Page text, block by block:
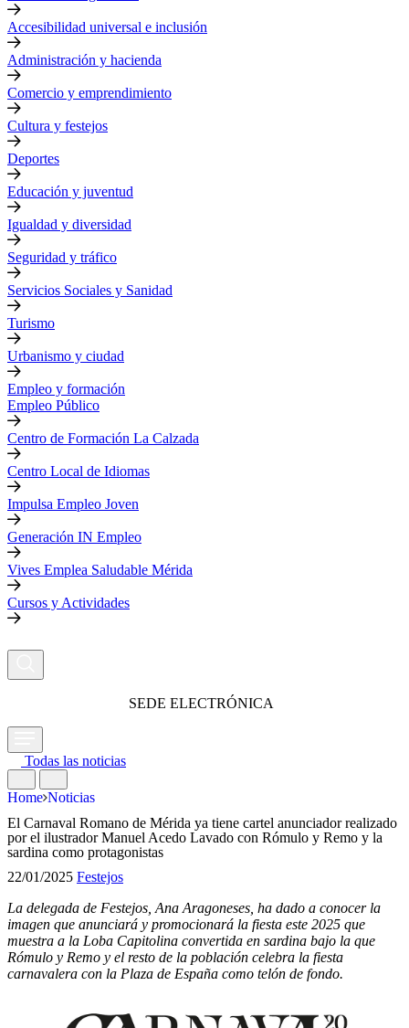
Accesibilidad universal e inclusión
Administración y hacienda
Comercio y emprendimiento
Cultura y festejos
Deportes
Educación y juventud
Igualdad y diversidad
Seguridad y tráfico
Servicios Sociales y Sanidad
Turismo
Urbanismo y ciudad
Empleo y formación
Empleo Público
Centro de Formación La Calzada
Centro Local de Idiomas
Impulsa Empleo Joven
Generación IN Empleo
Vives Emplea Saludable Mérida
Cursos y Actividades
SEDE ELECTRÓNICA
Todas las noticias
Home Noticias
El Carnaval Romano de Mérida ya tiene cartel anunciador realizado
por el ilustrador Manuel Acedo Lavado con Rómulo y Remo y la
sardina como protagonistas
22/01/2025 Festejos
La delegada de Festejos, Ana Aragoneses, ha dado a conocer la
imagen que anunciará y promocionará la fiesta este 2025 que
muestra a la Loba Capitolina convertida en sardina bajo la que
Rómulo y Remo y el resto de la población celebra la fiesta
carnavalera con la Plaza de España como telón de fondo.